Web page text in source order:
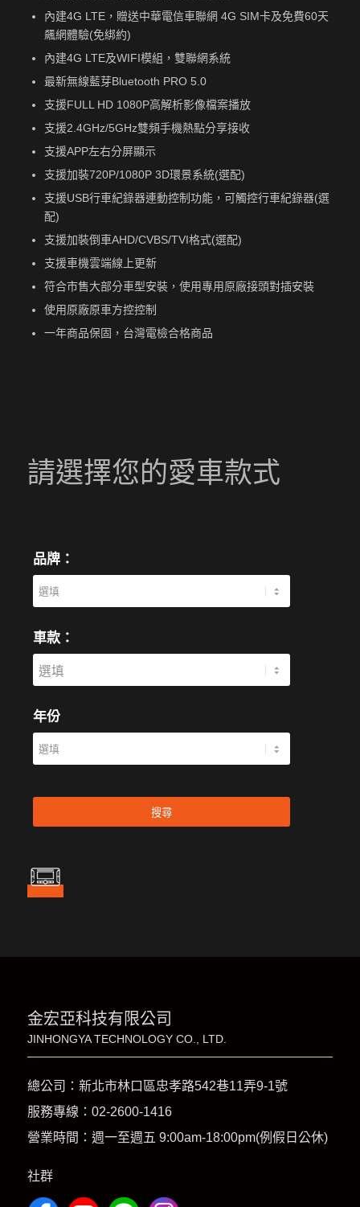
內建4G LTE，贈送中華電信車聯網 4G SIM卡及免費60天
飆網體驗(免綁約)
內建4G LTE及WIFI模組，雙聯網系統
最新無線藍芽Bluetooth PRO 5.0
支援FULL HD 1080P高解析影像檔案播放
支援2.4GHz/5GHz雙頻手機熱點分享接收
支援APP左右分屏顯示
支援加裝720P/1080P 3D環景系統(選配)
支援USB行車紀錄器連動控制功能，可觸控行車紀錄器(選
配)
支援加裝倒車AHD/CVBS/TVI格式(選配)
支援車機雲端線上更新
符合市售大部分車型安裝，使用專用原廠接頭對插安裝
使用原廠原車方控控制
一年商品保固，台灣電檢合格商品
請選擇您的愛車款式
品牌：
車款：
年份
金宏亞科技有限公司
JINHONGYA TECHNOLOGY CO., LTD.
總公司：新北市林口區忠孝路542巷11弄9-1號
服務專線： 02-2600-1416
營業時間：週一至週五 9:00am-18:00pm(例假日公休)
社群